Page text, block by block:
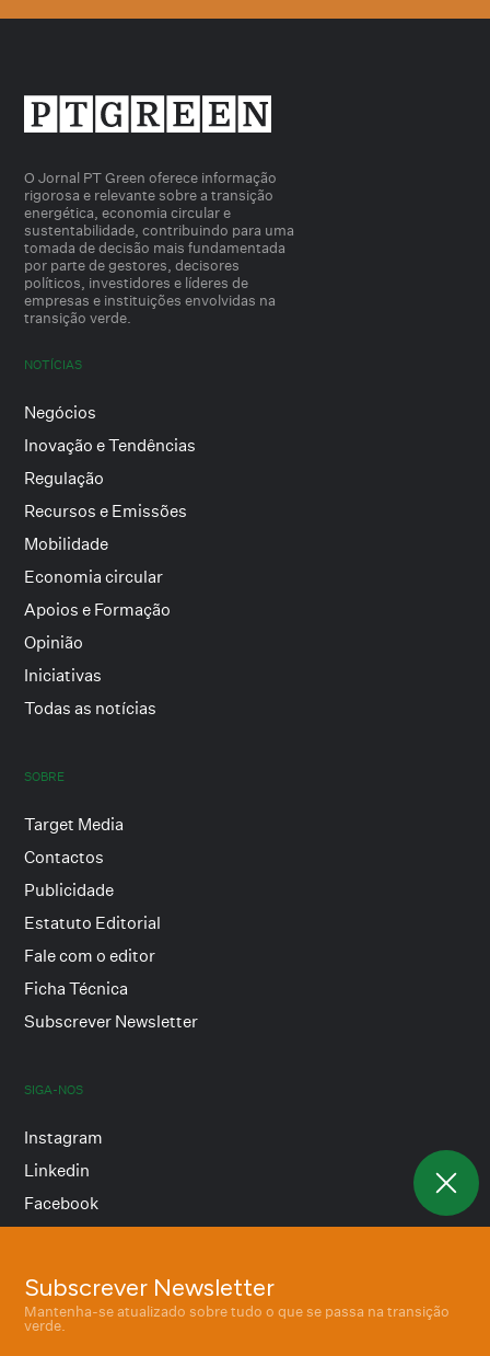
Subscrever Newsletter
Mantenha-se atualizado sobre tudo o que se passa na transição
verde.
O Jornal PT Green oferece informação
rigorosa e relevante sobre a transição
energética, economia circular e
sustentabilidade, contribuindo para uma
tomada de decisão mais fundamentada
por parte de gestores, decisores
políticos, investidores e líderes de
empresas e instituições envolvidas na
transição verde.
NOTÍCIAS
Negócios
Inovação e Tendências
Regulação
Recursos e Emissões
Mobilidade
Economia circular
Apoios e Formação
Opinião
Iniciativas
Todas as notícias
SOBRE
Target Media
Contactos
Publicidade
Estatuto Editorial
Fale com o editor
Ficha Técnica
Subscrever Newsletter
SIGA-NOS
Instagram
Linkedin
Facebook
Termos e condições
Política de privacidade